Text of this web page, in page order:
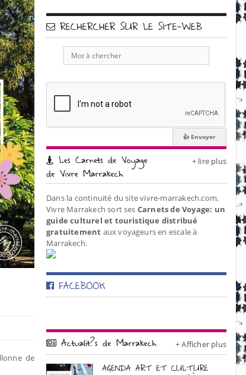
de
+ lire plus
Dans la continuité du site vivre-marrakech.com,
Vivre Marrakech sort ses Carnets de Voyage: un
guide culturel et touristique distribué
gratuitement aux voyageurs en escale à
Marrakech.
+ Afficher plus